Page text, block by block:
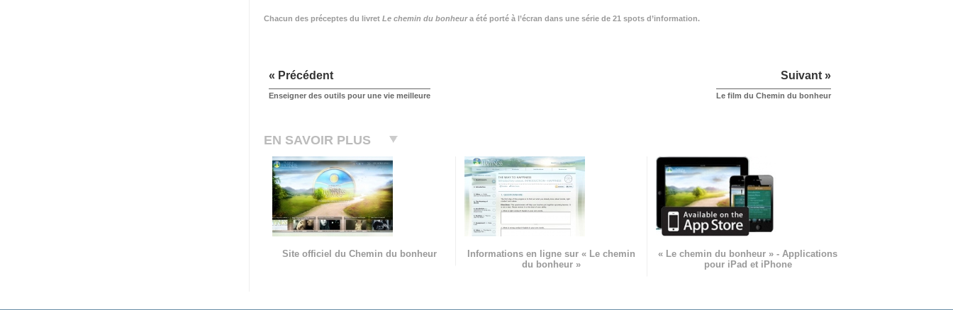
Chacun des préceptes du livret Le chemin du bonheura été porté à l’écran dans une série de 21 spots d’information.
« Précédent
Enseigner des outils pour une vie meilleure
Suivant »
Le film du Chemin du bonheur
EN SAVOIR PLUS
Site officiel du Chemin du bonheur
Informations en ligne sur « Le chemin
du bonheur »
« Le chemin du bonheur » - Applications
pour iPad et iPhone